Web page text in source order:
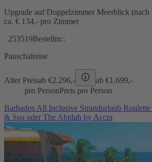
Upgrade auf Doppelzimmer Meerblick
ca. € 134,- pro Zimmer
253519Bestellnr.:
Pauschalreise
Alter Preisab €2.296,- ab €1.699,-
pro PersonPreis pro Person
Barbados All Inclusive Strandurlaub
& Spa oder The Abidah by Accra